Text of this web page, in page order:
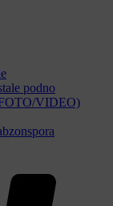
podno
VIDEO)